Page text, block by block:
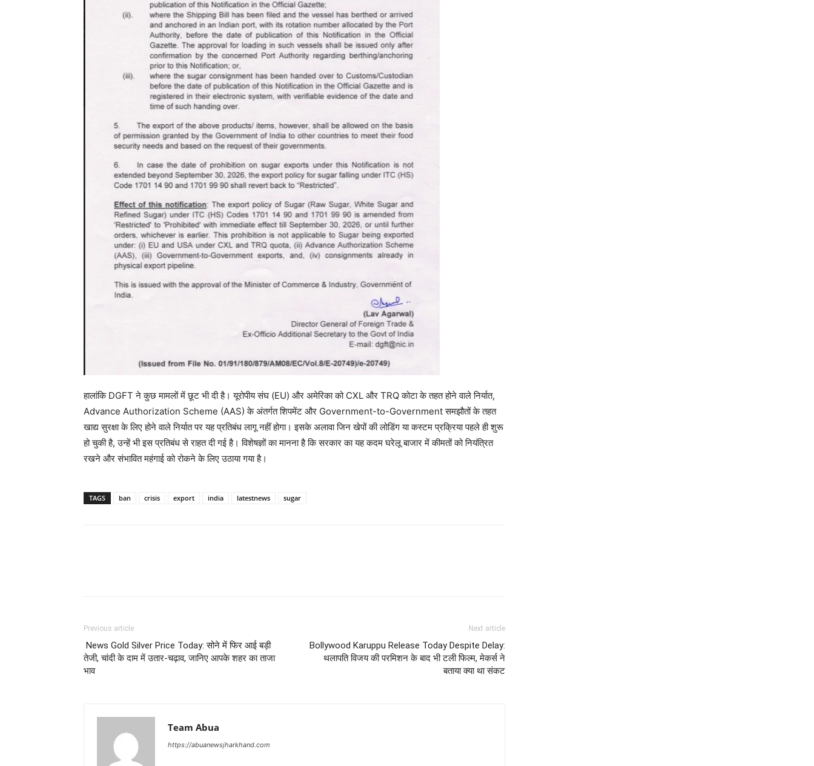
हालांकि DGFT ने कुछ मामलों में छूट भी दी है। यूरोपीय संघ (EU) और अमेरिका को CXL और TRQ कोटा के तहत होने वाले निर्यात,
Advance Authorization Scheme (AAS) के अंतर्गत शिपमेंट और Government-to-Government समझौतों के तहत
खाद्य सुरक्षा के लिए होने वाले निर्यात पर यह प्रतिबंध लागू नहीं होगा। इसके अलावा जिन खेपों की लोडिंग या कस्टम प्रक्रिया पहले ही शुरू
हो चुकी है, उन्हें भी इस प्रतिबंध से राहत दी गई है। विशेषज्ञों का मानना है कि सरकार का यह कदम घरेलू बाजार में कीमतों को नियंत्रित
रखने और संभावित महंगाई को रोकने के लिए उठाया गया है।
TAGS ban crisis export india latestnews sugar
Previous article
News Gold Silver Price Today: सोने में फिर आई बड़ी
तेजी, चांदी के दाम में उतार-चढ़ाव, जानिए आपके शहर का ताजा
भाव
Next article
Bollywood Karuppu Release Today Despite Delay:
थलापति विजय की परमिशन के बाद भी टली फिल्म, मेकर्स ने
बताया क्या था संकट
Team Abua
https://abuanewsjharkhand.com